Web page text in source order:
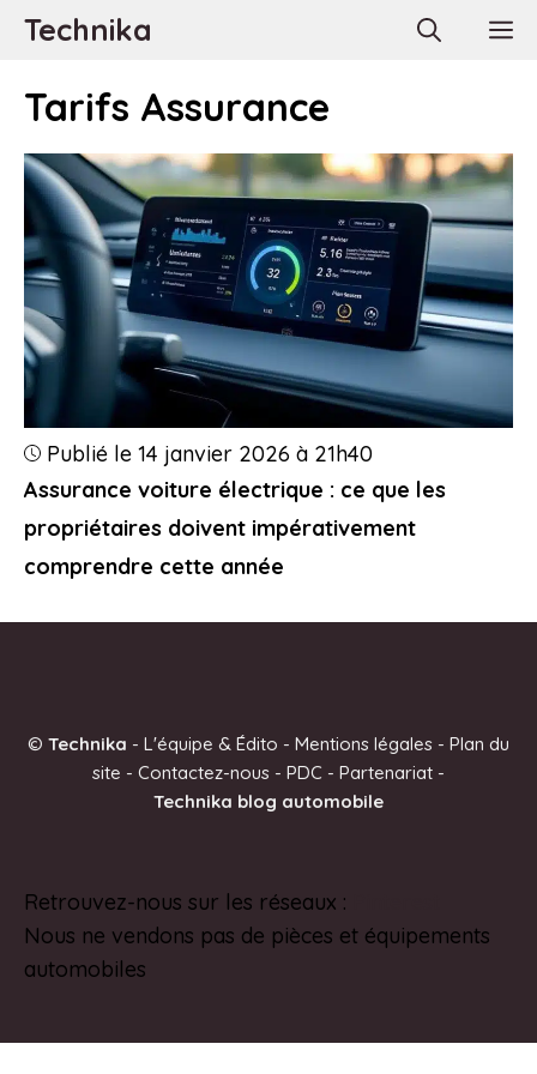
AllerTechnika
Tarifs Assurance
Assurance voiture électrique : ce que les
propriétaires doivent impérativement
comprendre cette année
Publié le 14 janvier 2026 à 21h40
© Technika - L'équipe & Édito - Mentions légales - Plan du
site - Contactez-nous - PDC - Partenariat -
Technika blog automobile
Retrouvez-nous sur les réseaux :
Nous ne vendons pas de pièces et équipements
automobiles